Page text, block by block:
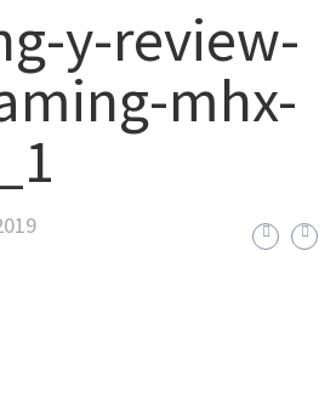
y-review-
mhx-